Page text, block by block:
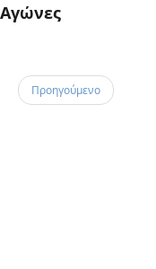
Αγώνες
Προηγούμενο